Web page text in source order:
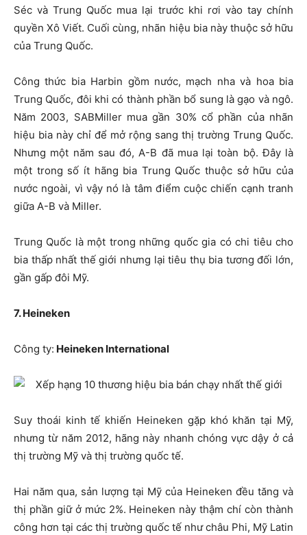
Séc và Trung Quốc mua lại trước khi rơi vào tay chính
quyền Xô Viết. Cuối cùng, nhãn hiệu bia này thuộc sở hữu
của Trung Quốc.
Công thức bia Harbin gồm nước, mạch nha và hoa bia
Trung Quốc, đôi khi có thành phần bổ sung là gạo và ngô.
Năm 2003, SABMiller mua gần 30% cổ phần của nhãn
hiệu bia này chỉ để mở rộng sang thị trường Trung Quốc.
Nhưng một năm sau đó, A-B đã mua lại toàn bộ. Đây là
một trong số ít hãng bia Trung Quốc thuộc sở hữu của
nước ngoài, vì vậy nó là tâm điểm cuộc chiến cạnh tranh
giữa A-B và Miller.
Trung Quốc là một trong những quốc gia có chi tiêu cho
bia thấp nhất thế giới nhưng lại tiêu thụ bia tương đối lớn,
gần gấp đôi Mỹ.
7. Heineken
Công ty: Heineken International
Suy thoái kinh tế khiến Heineken gặp khó khăn tại Mỹ,
nhưng từ năm 2012, hãng này nhanh chóng vực dậy ở cả
thị trường Mỹ và thị trường quốc tế.
Hai năm qua, sản lượng tại Mỹ của Heineken đều tăng và
thị phần giữ ở mức 2%. Heineken này thậm chí còn thành
công hơn tại các thị trường quốc tế như châu Phi, Mỹ Latin